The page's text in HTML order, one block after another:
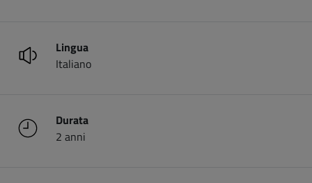
Lingua
Italiano
Durata
2 anni